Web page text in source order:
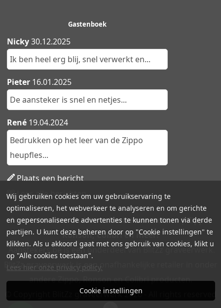
Gastenboek
Nicky30.12.2025
Ik ben heel erg blij, snel verwerkt en...
Pieter 16.01.2025
De aansteker is snel en netjes...
René 19.04.2024
Bedrukken op het leer van de Zippo
heupfles...
Plaats een bericht
Lees alle berichten
Aanstekers.be - Ruime collectie aanstekers | Zippo,
Ronson, Colibri en meer!
Aanstekers.be is een onderdeel van BlitZz graveerwerk.
BlitZz graveerwerk is een onafhankelijke retailer in onder
andere Zippo, Ronson en Colibri producten.
© Copyright BlitZz graveerwerk 2026 - All rights reserved
Wij gebruiken cookies om uw gebruikservaring te
optimaliseren, het webverkeer te analyseren en om gerichte
en gepersonaliseerde advertenties te kunnen tonen via derde
partijen. U kunt deze beheren door op "Cookie instellingen" te
klikken. Als u akkoord gaat met ons gebruik van cookies, klikt u
op "Alle cookies toestaan".
Lees hier onze privacy policy.
Cookie instellingen